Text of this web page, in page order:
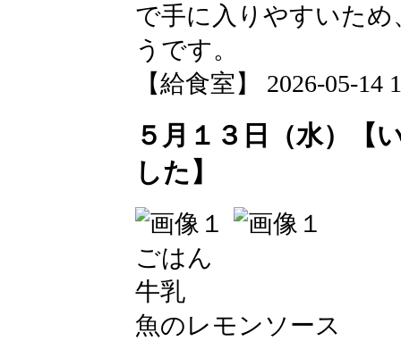
で手に入りやすいた
うです。
【給食室】 2026-05-14
５月１３日（水）【
した】
ごはん
牛乳
魚のレモンソース